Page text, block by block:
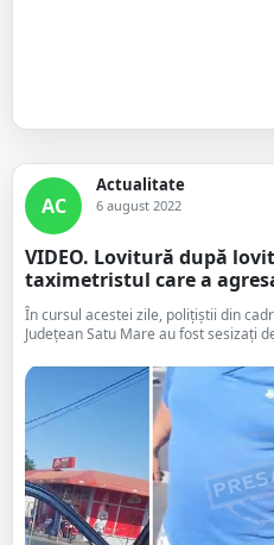
AC
Actualitate
6 august 2022
VIDEO. Lovitură după
taximetristul care a
În cursul acestei zile, polițiștii din
Județean Satu Mare au fost sesizați